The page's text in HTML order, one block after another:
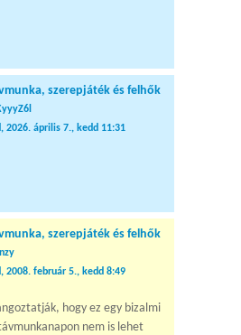
szerepjáték és felhők
2026. április 7., kedd 11:31
szerepjáték és felhők
2008. február 5., kedd 8:49
hogy ez egy bizalmi
nem is lehet